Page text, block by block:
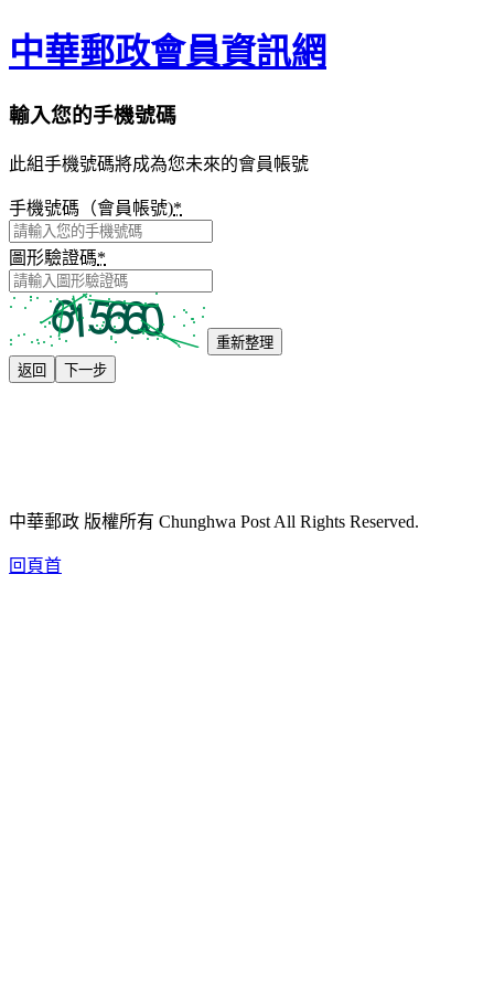
中華郵政會員資訊網
輸入您的手機號碼
此組手機號碼將成為您未來的會員帳號
手機號碼（會員帳號)*
圖形驗證碼*
重新整理
返回
下一步
中華郵政 版權所有 Chunghwa Post All Rights Reserved.
回頁首